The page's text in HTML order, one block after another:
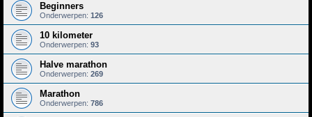
Beginners
Onderwerpen: 126
10 kilometer
Onderwerpen: 93
Halve marathon
Onderwerpen: 269
Marathon
Onderwerpen: 786